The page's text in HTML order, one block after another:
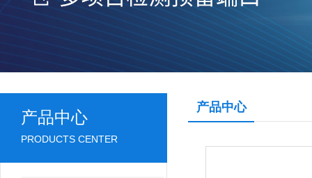
产品中心
PRODUCTS CENTER
产品中心